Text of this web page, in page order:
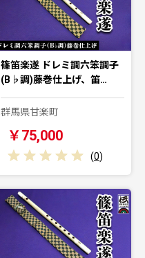
篠笛楽遂 ドレミ調六笨調子
(B♭調)藤巻仕上げ、笛…
群馬県甘楽町
￥75,000
(0)